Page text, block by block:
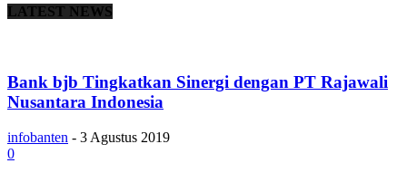
LATEST NEWS
Bank bjb Tingkatkan Sinergi dengan PT Rajawali
Nusantara Indonesia
infobanten - 3 Agustus 2019
0